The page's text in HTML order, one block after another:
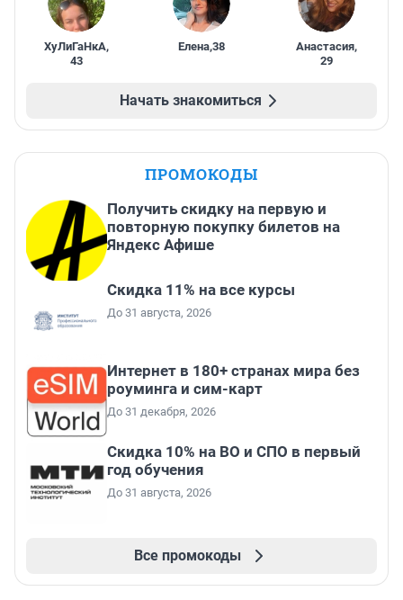
ХуЛиГаНкА,
43
Елена,38 Анастасия,
29
Начать знакомиться
ПРОМОКОДЫ
Получить скидку на первую и
повторную покупку билетов на
Яндекс Афише
Скидка 11% на все курсы
До 31 августа, 2026
Интернет в 180+ странах мира без
роуминга и сим-карт
До 31 декабря, 2026
Скидка 10% на ВО и СПО в первый
год обучения
До 31 августа, 2026
Все промокоды